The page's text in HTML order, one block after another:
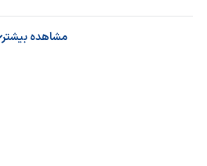
گرافیک
مشاهده بیشتر